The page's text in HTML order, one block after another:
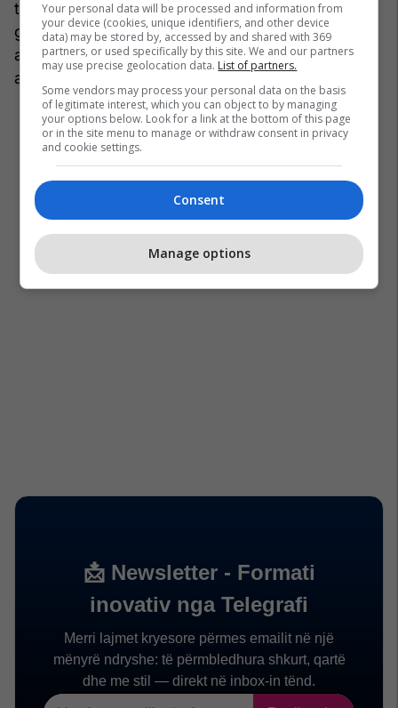
të re për klientin - të paktën për ne. Dhe
gjithashtu, të ngrejë të gjithë ekipin e Alpine në
aspektin e ekzekutimit dhe përsosmërisë", shtoi
ai. /Telegrafi/
Your personal data will be processed and information from
your device (cookies, unique identifiers, and other device
data) may be stored by, accessed by and shared with 369
partners, or used specifically by this site. We and our partners
may use precise geolocation data. List of partners.
Some vendors may process your personal data on the basis
of legitimate interest, which you can object to by managing
your options below. Look for a link at the bottom of this page
or in the site menu to manage or withdraw consent in privacy
and cookie settings.
Consent
Manage options